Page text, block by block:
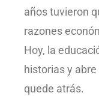
años tuvieron
razones
Hoy, la
historias y
quede atrás.